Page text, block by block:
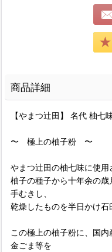
商品詳細
【やまつ辻田】 名代 柚七
〜 極上の柚子粉 〜
やまつ辻田の柚七味に使用
柚子の種子から十年余の
手むきし、
乾燥したものを半日かけ石
この極上の柚子粉に、国
金ごま等を